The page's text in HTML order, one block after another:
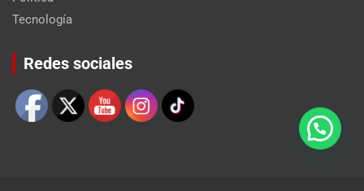
Tecnología
Redes sociales